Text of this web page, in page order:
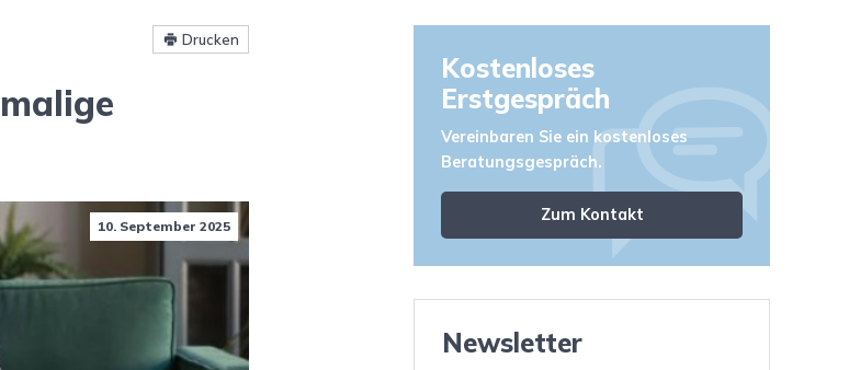
Drucken
10. September 2025
Kostenloses
Erstgespräch
Vereinbaren Sie ein kostenloses
Beratungsgespräch.
Zum Kontakt
Newsletter